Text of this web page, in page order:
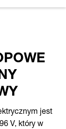
jest
V, który w